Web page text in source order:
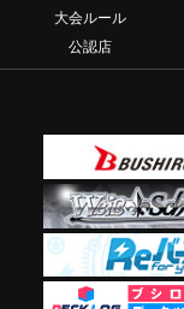
大会ルール
公認店